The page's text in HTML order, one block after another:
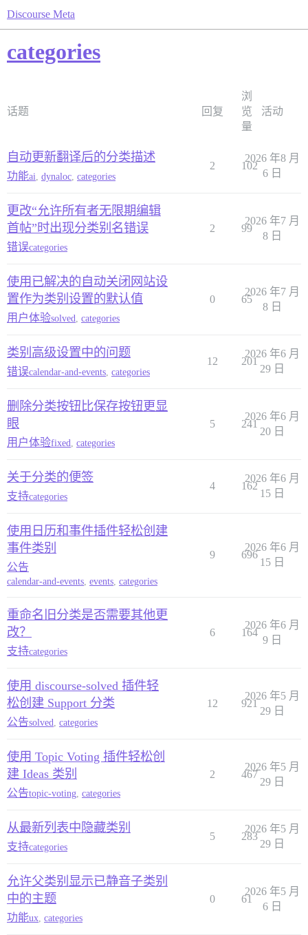
Discourse Meta
categories
话题 回复
浏
览
量
活动
自动更新翻译后的分类描述
功能ai dynaloc categories
2 102
2026 年8 月
6 日
更改“允许所有者无限期编辑
首帖”时出现分类别名错误
错误categories
2 99
2026 年7 月
8 日
使用已解决的自动关闭网站设
置作为类别设置的默认值
用户体验solved categories
0 65
2026 年7 月
8 日
类别高级设置中的问题
错误calendar-and-events categories
12 201
2026 年6 月
29 日
删除分类按钮比保存按钮更显
眼
用户体验fixed categories
5 241
2026 年6 月
20 日
关于分类的便签
支持categories
4 162
2026 年6 月
15 日
使用日历和事件插件轻松创建
事件类别
公告
calendar-and-events, events, categories
9 696
2026 年6 月
15 日
重命名旧分类是否需要其他更
改？
支持categories
6 164
2026 年6 月
9 日
使用 discourse-solved 插件轻
松创建 Support 分类
公告solved categories
12 921
2026 年5 月
29 日
使用 Topic Voting 插件轻松创
建 Ideas 类别
公告topic-voting categories
2 467
2026 年5 月
29 日
从最新列表中隐藏类别
支持categories
5 283
2026 年5 月
29 日
允许父类别显示已静音子类别
中的主题
功能ux categories
0 61
2026 年5 月
6 日